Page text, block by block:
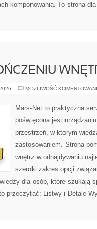
komponowania. To strona
MOŻLIWOŚĆ
Mars-Net to praktyczna
poświęcona jest
przestrzeń, w którym
zastosowaniem. Strona
wnętrz w odnajdywaniu
szeroki zakres opcji
dla osób, które szukają
przeczytać: Listwy i Detale